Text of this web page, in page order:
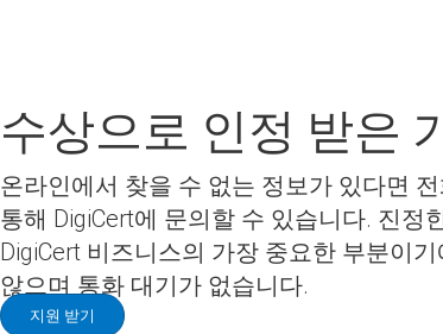
수상으로 인정 받은
온라인에서 찾을 수 없는 정보가 있다면
통해 DigiCert에 문의할 수 있습니다. 진정
DigiCert 비즈니스의 가장 중요한 부분이
않으며 통화 대기가 없습니다.
지원 받기